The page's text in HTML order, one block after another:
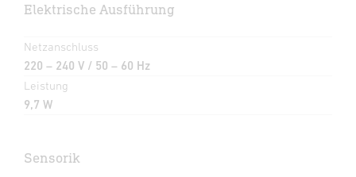
Elektrische Ausführung
Netzanschluss
220 – 240 V / 50 – 60 Hz
Leistung
9,7 W
Sensorik